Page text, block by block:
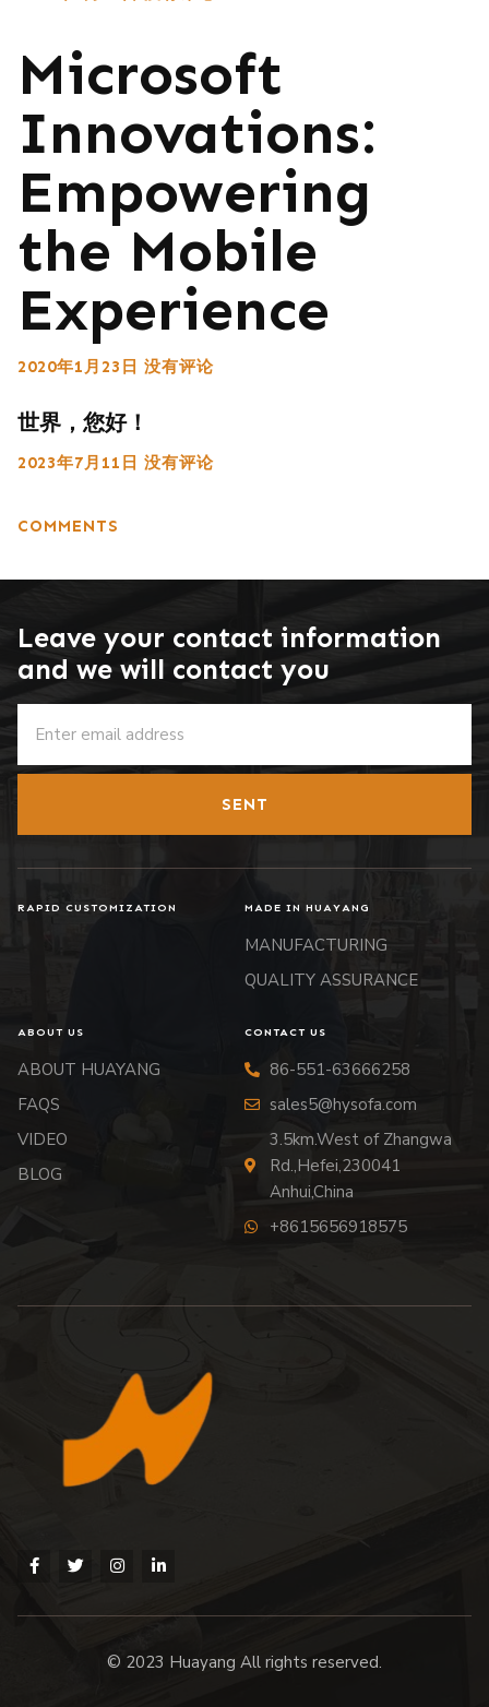
Microsoft
Innovations:
Empowering
the Mobile
Experience
2020年1月23日 没有评论
世界，您好！
2023年7月11日 没有评论
COMMENTS
Leave your contact information
and we will contact you
SENT
RAPID CUSTOMIZATION MADE IN HUAYANG
MANUFACTURING
QUALITY ASSURANCE
ABOUT US
ABOUT HUAYANG
FAQS
VIDEO
BLOG
CONTACT US
86-551-63666258
sales5@hysofa.com
3.5km.West of Zhangwa
Rd.,Hefei,230041
Anhui,China
+8615656918575
© 2023 Huayang All rights reserved.